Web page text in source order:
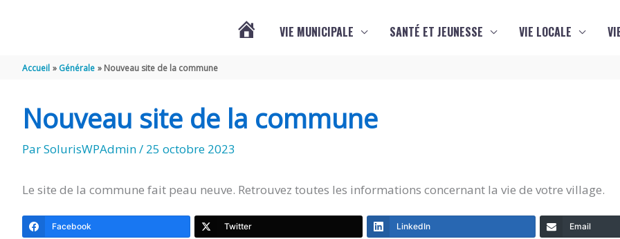
JARRIE
AUDOUIN
VIE MUNICIPALE SANTÉ ET JEUNESSE VIE LOCALE
Accueil Générale Nouveau site de la commune
Nouveau site de la commune
ParSolurisWPAdmin/ 25 octobre 2023
Le site de la commune fait peau neuve. Retrouvez toutes les informations concernant la vie de votre village.
Facebook Twitter LinkedIn Email